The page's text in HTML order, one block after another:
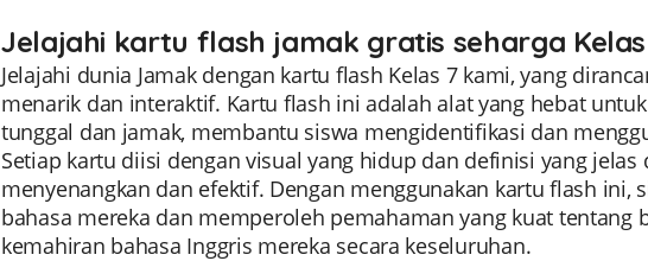
Jelajahi kartu flash jamak gratis seharga
Jelajahi dunia Jamak dengan kartu flash Kelas 7 kami, yang
menarik dan interaktif. Kartu flash ini adalah alat yang hebat
tunggal dan jamak, membantu siswa mengidentifikasi dan
Setiap kartu diisi dengan visual yang hidup dan definisi yang
menyenangkan dan efektif. Dengan menggunakan kartu flash ini,
bahasa mereka dan memperoleh pemahaman yang kuat tentang
kemahiran bahasa Inggris mereka secara keseluruhan.